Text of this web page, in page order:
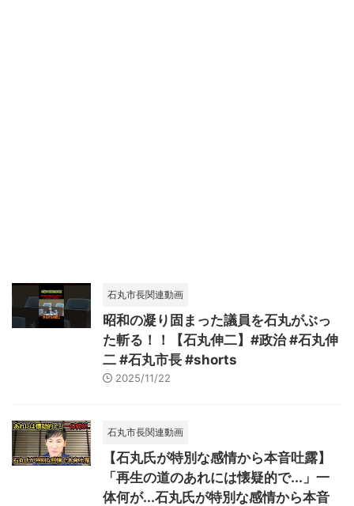
石丸市長関連動画
昭和の凝り固まった議員を石丸がぶっ
た斬る！！【石丸伸二】#政治 #石丸伸
二 #石丸市長 #shorts
2025/11/22
石丸市長関連動画
【石丸氏が特別な感情から本音吐露】
「再生の道のあれには懐疑的で...」一
体何が...石丸氏が特別な感情から本音